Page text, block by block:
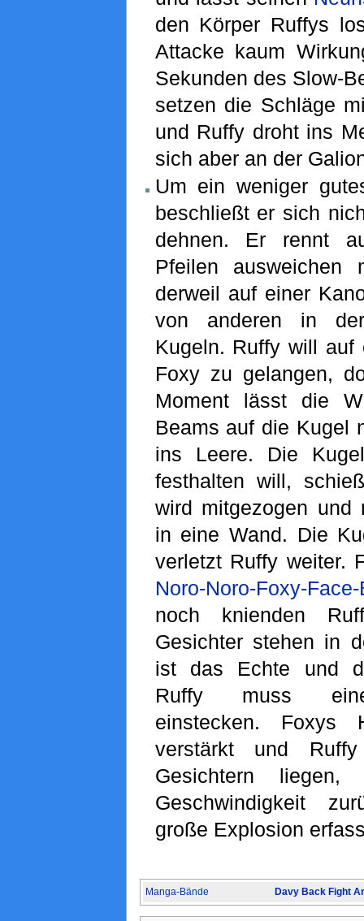
den Körper Ruffys
Attacke kaum
Sekunden des Slow-
setzen die Schläge
und Ruffy droht ins
sich aber an der
Um ein weniger
beschließt er sich
dehnen. Er rennt
Pfeilen ausweichen
derweil auf einer
von anderen in
Kugeln. Ruffy will
Foxy zu gelangen,
Moment lässt die
Beams auf die Kugel
ins Leere. Die
festhalten will,
wird mitgezogen
in eine Wand. Die
verletzt Ruffy weiter.
Noro-Noro-Foxy-
noch knienden
Gesichter stehen in
ist das Echte und
Ruffy muss
einstecken. Foxys
verstärkt und
Gesichtern
Geschwindigkeit
große Explosion
Manga-Bände Davy Back Fight